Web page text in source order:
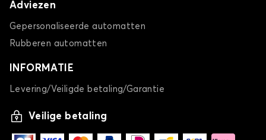
Adviezen
Gepersonaliseerde automatten
Rubberen automatten
INFORMATIE
Levering/Veiligde betaling/Garantie
Veilige betaling